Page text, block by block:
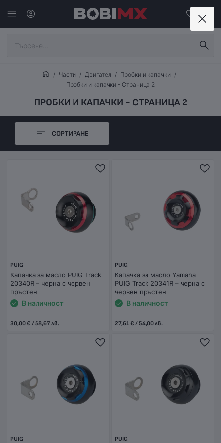
Части Двигател
Пробки и капачки
Пробки и капачки - Страница 2
ПРОБКИ И КАПАЧКИ - СТРАНИЦА 2
СОРТИРАНЕ
PUIG
Капачка за масло PUIG Track
20340R – черна с червен
пръстен
В наличност
30,00 € / 58,67 лв.
PUIG
Капачка за масло Yamaha
PUIG Track 20341R – черна с
червен пръстен
В наличност
27,61 € / 54,00 лв.
PUIG PUIG